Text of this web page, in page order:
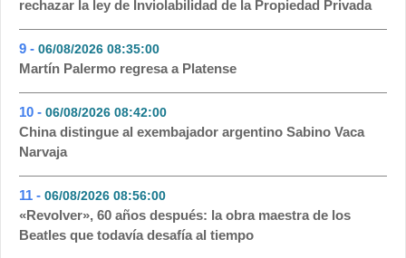
rechazar la ley de Inviolabilidad de la Propiedad Privada
9 - 06/08/2026 08:35:00
Martín Palermo regresa a Platense
10 - 06/08/2026 08:42:00
China distingue al exembajador argentino Sabino Vaca
Narvaja
11 - 06/08/2026 08:56:00
«Revolver», 60 años después: la obra maestra de los
Beatles que todavía desafía al tiempo